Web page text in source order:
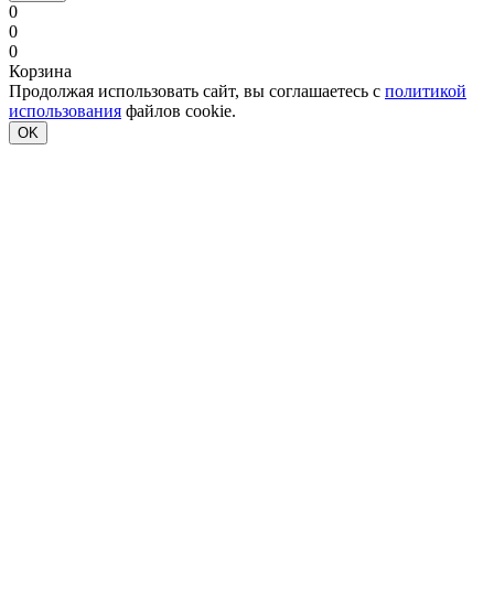
0
0
0
Корзина
Продолжая использовать сайт, вы соглашаетесь с политикой
использования файлов cookie.
OK